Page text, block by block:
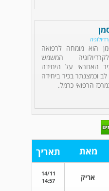
הוא מומחה לרפואה
המשמש
האחראי על היחידה
וכמצנתר בכיר ביחידה
הרפואי כרמל.
מאת תאריך
אריק
14/11
14:57